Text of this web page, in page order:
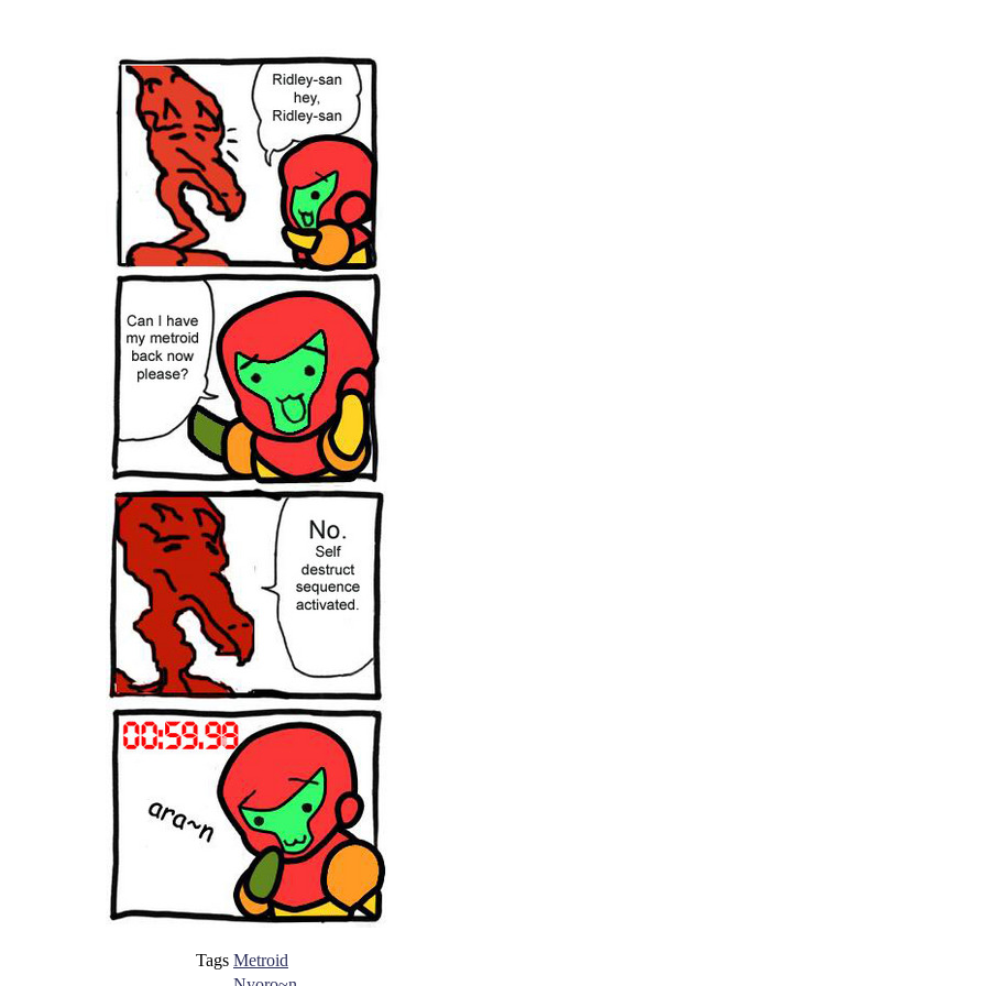
Tags Metroid